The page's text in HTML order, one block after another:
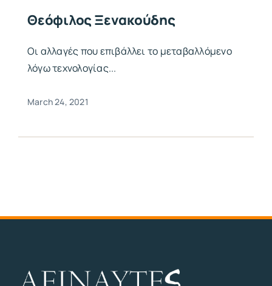
Θεόφιλος Ξενακούδης
Οι αλλαγές που επιβάλλει το μεταβαλλόμενο
λόγω τεχνολογίας...
March 24, 2021